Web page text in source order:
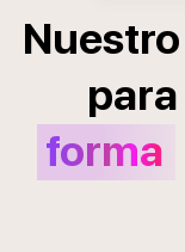
Nuestro
para
forma